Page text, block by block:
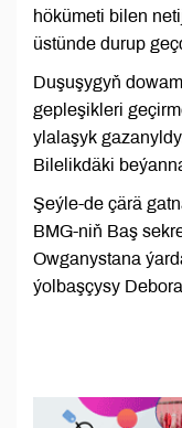
hökümeti bilen
üstünde durup
Duşuşygyň
gepleşikleri
ylalaşyk
Bilelikdäki
Şeýle-de çärä
BMG-niň Baş
Owganystana
ýolbaşçysy